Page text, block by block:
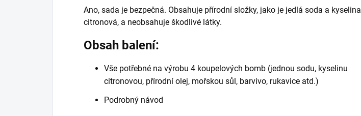
Ano, sada je bezpečná. Obsahuje přírodní složky, jako je jedlá soda a kyselina
citronová, a neobsahuje škodlivé látky.
Obsah balení:
Vše potřebné na výrobu 4 koupelových bomb (jednou sodu, kyselinu
citronovou, přírodní olej, mořskou sůl, barvivo, rukavice atd.)
Podrobný návod